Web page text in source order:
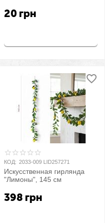
20 грн
КОД: 2033-009 LID257271
Искусственная гирлянда
"Лимоны", 145 см
398 грн